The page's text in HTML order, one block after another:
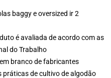
baggy e oversized ir 2
é avaliada de acordo com as
do Trabalho
branco de fabricantes
de cultivo de algodão